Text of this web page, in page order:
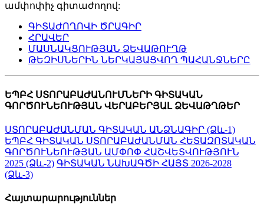
ամփոփիչ գիտաժողով:
ԳԻՏԱԺՈՂՈՎԻ ԾՐԱԳԻՐ
ՀՐԱՎԵՐ
ՄԱՍՆԱԿՑՈՒԹՅԱՆ ՁԵՎԱԹՈՒՂԹ
ԹԵԶԻՍՆԵՐԻՆ ՆԵՐԿԱՅԱՑՎՈՂ ՊԱՀԱՆՋՆԵՐԸ
ԵՊԲՀ ՍՏՈՐԱԲԱԺԱՆՈՒՄՆԵՐԻ ԳԻՏԱԿԱՆ
ԳՈՐԾՈՒՆԵՈՒԹՅԱՆ ՎԵՐԱԲԵՐՅԱԼ ՁԵՎԱԹՂԹԵՐ
ՍՏՈՐԱԲԱԺԱՆՄԱՆ ԳԻՏԱԿԱՆ ԱՆՁՆԱԳԻՐ (Ձև-1)
ԵՊԲՀ ԳԻՏԱԿԱՆ ՍՏՈՐԱԲԱԺԱՆՄԱՆ ՀԵՏԱԶՈՏԱԿԱՆ
ԳՈՐԾՈՒՆԵՈՒԹՅԱՆ ԱՄՓՈՓ ՀԱՇՎԵՏՎՈՒԹՅՈՒՆ
2025 (Ձև-2) ԳԻՏԱԿԱՆ ՆԱԽԱԳԾԻ ՀԱՅՏ 2026-2028
(Ձև-3)
Հայտարարություններ